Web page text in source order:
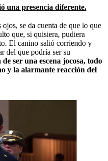
una presencia diferente.
se da cuenta de que lo que
que, si quisiera, pudiera
El canino salió corriendo y
del que podría ser su
ser una escena jocosa, todo
y la alarmante reacción del